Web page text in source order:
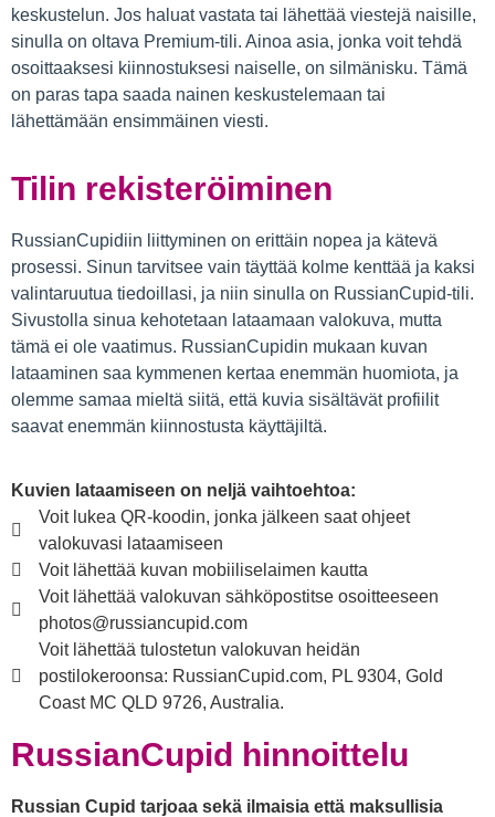
keskustelun. Jos haluat vastata tai lähettää viestejä naisille,
sinulla on oltava Premium-tili. Ainoa asia, jonka voit tehdä
osoittaaksesi kiinnostuksesi naiselle, on silmänisku. Tämä
on paras tapa saada nainen keskustelemaan tai
lähettämään ensimmäinen viesti.
Tilin rekisteröiminen
RussianCupidiin liittyminen on erittäin nopea ja kätevä
prosessi. Sinun tarvitsee vain täyttää kolme kenttää ja kaksi
valintaruutua tiedoillasi, ja niin sinulla on RussianCupid-tili.
Sivustolla sinua kehotetaan lataamaan valokuva, mutta
tämä ei ole vaatimus. RussianCupidin mukaan kuvan
lataaminen saa kymmenen kertaa enemmän huomiota, ja
olemme samaa mieltä siitä, että kuvia sisältävät profiilit
saavat enemmän kiinnostusta käyttäjiltä.
Kuvien lataamiseen on neljä vaihtoehtoa:
Voit lukea QR-koodin, jonka jälkeen saat ohjeet
valokuvasi lataamiseen
Voit lähettää kuvan mobiiliselaimen kautta
Voit lähettää valokuvan sähköpostitse osoitteeseen
photos@russiancupid.com
Voit lähettää tulostetun valokuvan heidän
postilokeroonsa: RussianCupid.com, PL 9304, Gold
Coast MC QLD 9726, Australia.
RussianCupid hinnoittelu
Russian Cupid tarjoaa sekä ilmaisia että maksullisia